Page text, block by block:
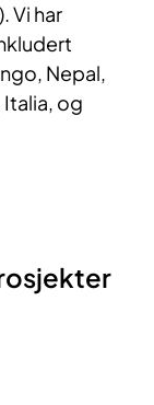
Vi har
Nepal,
Italia, og